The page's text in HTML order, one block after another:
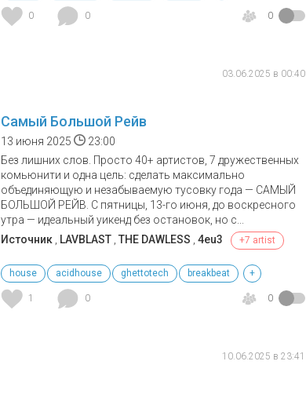
0 0 0
03.06.2025 в 00:40
Самый Большой Рейв
13 июня 2025
23:00
Без лишних слов. Просто 40+ артистов, 7 дружественных
комьюнити и одна цель: сделать максимально
объединяющую и незабываемую тусовку года — САМЫЙ
БОЛЬШОЙ РЕЙВ. С пятницы, 13-го июня, до воскресного
утра — идеальный уикенд без остановок, но с...
Источник , LAVBLAST , THE DAWLESS , 4eu3 +7 artist
house acidhouse ghettotech breakbeat +
1 0 0
10.06.2025 в 23:41